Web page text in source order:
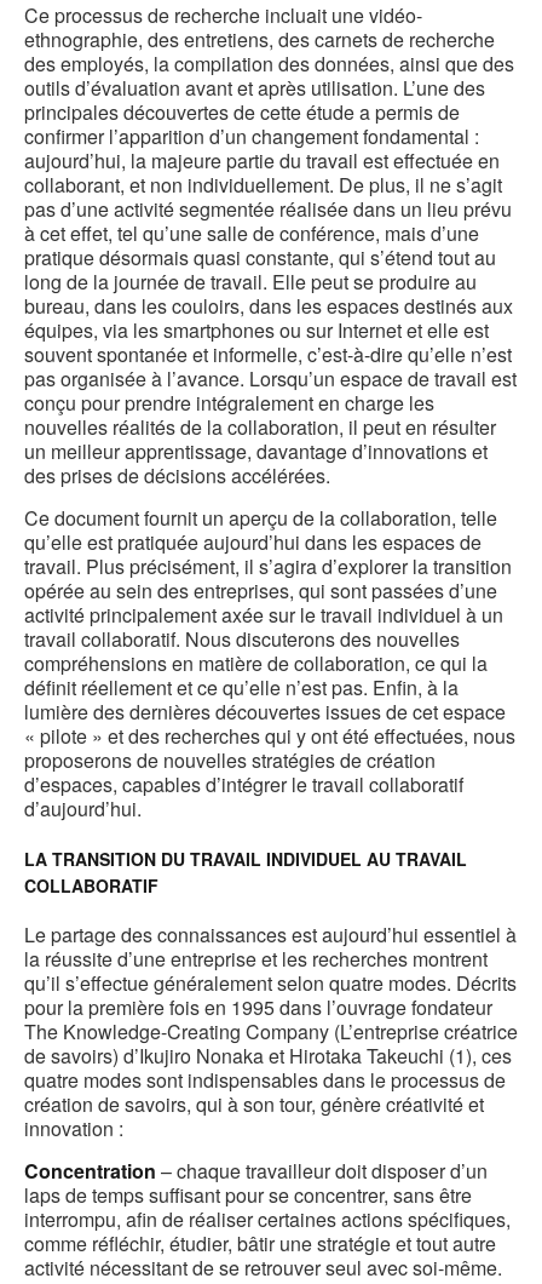
Ce processus de recherche incluait une vidéo-
ethnographie, des entretiens, des carnets de recherche
des employés, la compilation des données, ainsi que des
outils d’évaluation avant et après utilisation. L’une des
principales découvertes de cette étude a permis de
confirmer l’apparition d’un changement fondamental :
aujourd’hui, la majeure partie du travail est effectuée en
collaborant, et non individuellement. De plus, il ne s’agit
pas d’une activité segmentée réalisée dans un lieu prévu
à cet effet, tel qu’une salle de conférence, mais d’une
pratique désormais quasi constante, qui s’étend tout au
long de la journée de travail. Elle peut se produire au
bureau, dans les couloirs, dans les espaces destinés aux
équipes, via les smartphones ou sur Internet et elle est
souvent spontanée et informelle, c’est-à-dire qu’elle n’est
pas organisée à l’avance. Lorsqu’un espace de travail est
conçu pour prendre intégralement en charge les
nouvelles réalités de la collaboration, il peut en résulter
un meilleur apprentissage, davantage d’innovations et
des prises de décisions accélérées.
Ce document fournit un aperçu de la collaboration, telle
qu’elle est pratiquée aujourd’hui dans les espaces de
travail. Plus précisément, il s’agira d’explorer la transition
opérée au sein des entreprises, qui sont passées d’une
activité principalement axée sur le travail individuel à un
travail collaboratif. Nous discuterons des nouvelles
compréhensions en matière de collaboration, ce qui la
définit réellement et ce qu’elle n’est pas. Enfin, à la
lumière des dernières découvertes issues de cet espace
« pilote » et des recherches qui y ont été effectuées, nous
proposerons de nouvelles stratégies de création
d’espaces, capables d’intégrer le travail collaboratif
d’aujourd’hui.
LA TRANSITION DU TRAVAIL INDIVIDUEL AU TRAVAIL
COLLABORATIF
Le partage des connaissances est aujourd’hui essentiel à
la réussite d’une entreprise et les recherches montrent
qu’il s’effectue généralement selon quatre modes. Décrits
pour la première fois en 1995 dans l’ouvrage fondateur
The Knowledge-Creating Company (L’entreprise créatrice
de savoirs) d’Ikujiro Nonaka et Hirotaka Takeuchi (1), ces
quatre modes sont indispensables dans le processus de
création de savoirs, qui à son tour, génère créativité et
innovation :
Concentration – chaque travailleur doit disposer d’un
laps de temps suffisant pour se concentrer, sans être
interrompu, afin de réaliser certaines actions spécifiques,
comme réfléchir, étudier, bâtir une stratégie et tout autre
activité nécessitant de se retrouver seul avec soi-même.